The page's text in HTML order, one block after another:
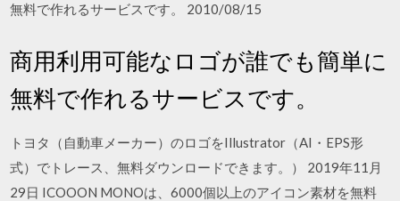
無料で作れるサービスです。 2010/08/15
商用利用可能なロゴが誰でも簡単に
無料で作れるサービスです。
トヨタ（自動車メーカー）のロゴをIllustrator（AI・EPS形
式）でトレース、無料ダウンロードできます。） 2019年11月
29日 ICOOON MONOは、6000個以上のアイコン素材を無料